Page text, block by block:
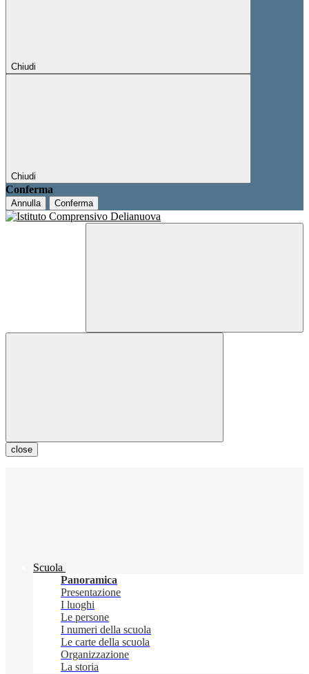
Chiudi
Chiudi
Conferma
Annulla Conferma
close
Scuola
Panoramica
Presentazione
I luoghi
Le persone
I numeri della scuola
Le carte della scuola
Organizzazione
La storia